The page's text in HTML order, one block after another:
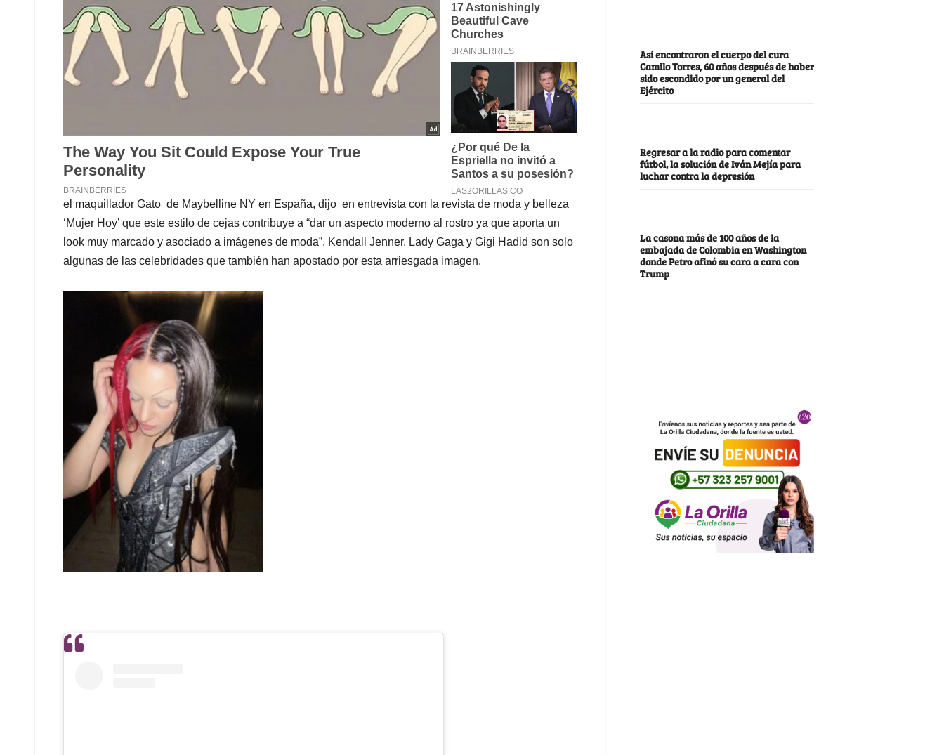
el maquillador Gato de Maybelline NY en España, dijo en entrevista con la revista de moda y belleza
‘Mujer Hoy’ que este estilo de cejas contribuye a “dar un aspecto moderno al rostro ya que aporta un
look muy marcado y asociado a imágenes de moda”. Kendall Jenner, Lady Gaga y Gigi Hadid son solo
algunas de las celebridades que también han apostado por esta arriesgada imagen.
Así encontraron el cuerpo del cura
Camilo Torres, 60 años después de haber
sido escondido por un general del
Ejército
Regresar a la radio para comentar
fútbol, la solución de Iván Mejía para
luchar contra la depresión
La casona más de 100 años de la
embajada de Colombia en Washington
donde Petro afinó su cara a cara con
Trump